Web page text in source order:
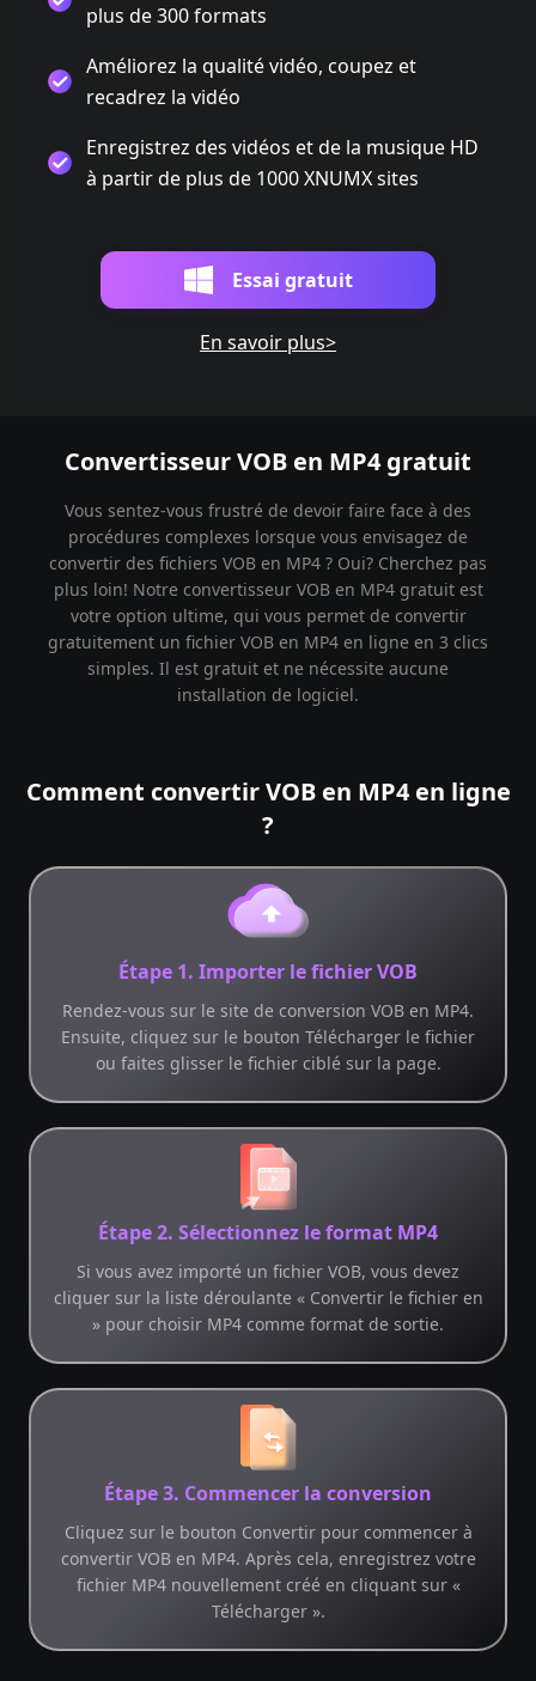
plus de 300 formats
Améliorez la qualité vidéo, coupez et
recadrez la vidéo
Enregistrez des vidéos et de la musique HD
à partir de plus de 1000 XNUMX sites
Essai gratuit
En savoir plus>
Convertisseur VOB en MP4 gratuit
Vous sentez-vous frustré de devoir faire face à des
procédures complexes lorsque vous envisagez de
convertir des fichiers VOB en MP4 ? Oui? Cherchez pas
plus loin! Notre convertisseur VOB en MP4 gratuit est
votre option ultime, qui vous permet de convertir
gratuitement un fichier VOB en MP4 en ligne en 3 clics
simples. Il est gratuit et ne nécessite aucune
installation de logiciel.
Comment convertir VOB en MP4 en ligne
?
Étape 1. Importer le fichier VOB
Rendez-vous sur le site de conversion VOB en MP4.
Ensuite, cliquez sur le bouton Télécharger le fichier
ou faites glisser le fichier ciblé sur la page.
Étape 2. Sélectionnez le format MP4
Si vous avez importé un fichier VOB, vous devez
cliquer sur la liste déroulante « Convertir le fichier en
» pour choisir MP4 comme format de sortie.
Étape 3. Commencer la conversion
Cliquez sur le bouton Convertir pour commencer à
convertir VOB en MP4. Après cela, enregistrez votre
fichier MP4 nouvellement créé en cliquant sur «
Télécharger ».